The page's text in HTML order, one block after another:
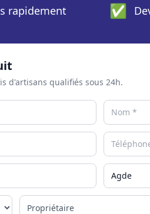
rapidement ✅
d'artisans qualifiés sous 24h.